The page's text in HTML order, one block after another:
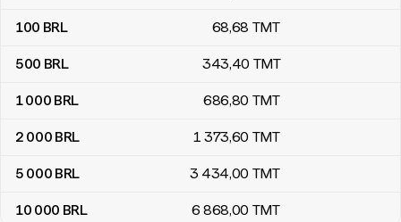
100 BRL 68,68 TMT
500 BRL 343,40 TMT
1 000 BRL 686,80 TMT
2 000 BRL 1 373,60 TMT
5 000 BRL 3 434,00 TMT
10 000 BRL 6 868,00 TMT